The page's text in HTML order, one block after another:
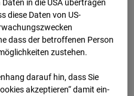
in die USA übertragen
diese Daten von US-
dass der betroffenen Person
zustehen.
darauf hin, dass Sie
akzeptieren“ damit ein­